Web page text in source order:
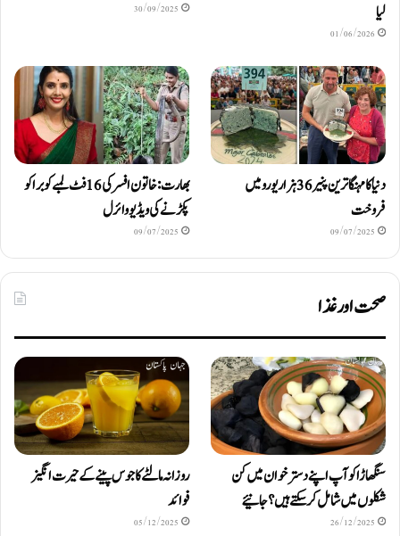
لیا
01/06/2026
30/09/2025
دنیا کا مہنگا ترین پنیر 36 ہزار یورو میں
فروخت
09/07/2025
بھارت: خاتون افسر کی 16 فٹ لمبے کوبرا کو
پکڑنے کی ویڈیو وائرل
09/07/2025
صحت اور غذا
سنگھاڑا کو آپ اپنے دستر خوان میں کن
شکلوں میں شامل کرسکتے ہیں ؟ جانیئے
26/12/2025
روزانہ مالٹے کا جوس پینے کے حیرت انگیز
فوائد
05/12/2025